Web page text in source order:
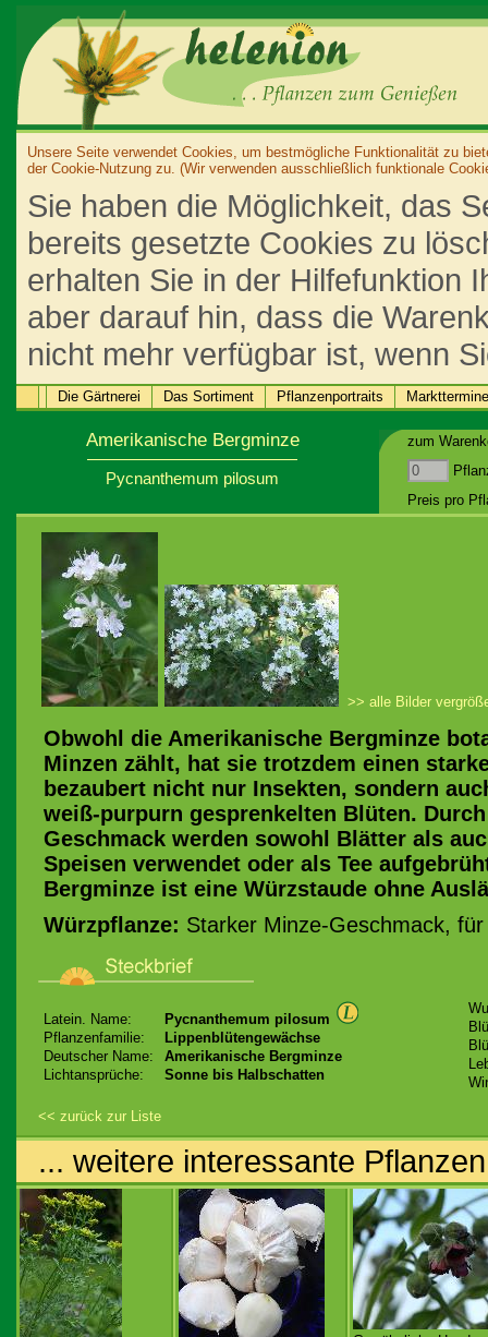
Unsere Seite verwendet Cookies, um bestmögliche Funktionalität zu
der Cookie-Nutzung zu. (Wir verwenden ausschließlich funktionale
Sie haben die Möglichkeit, das
bereits gesetzte Cookies zu
erhalten Sie in der Hilfefunktion
aber darauf hin, dass die
nicht mehr verfügbar ist, wenn
Die Gärtnerei Das Sortiment Pflanzenportraits Markttermine
Amerikanische Bergminze
Pycnanthemum pilosum
zum
Preis pro
>> alle Bilder
Obwohl die Amerikanische Bergminze
Minzen zählt, hat sie trotzdem einen
bezaubert nicht nur Insekten, sondern
weiß-purpurn gesprenkelten Blüten.
Geschmack werden sowohl Blätter als
Speisen verwendet oder als Tee
Bergminze ist eine Würzstaude ohne
Würzpflanze: Starker Minze-Geschmack,
Latein. Name:
Pycnanthemum pilosum
Pflanzenfamilie:
Lippenblütengewächse
Deutscher Name:
Amerikanische Bergminze
Lichtansprüche:
Sonne bis Halbschatten
<< zurück zur Liste
... weitere interessante Pflanzen